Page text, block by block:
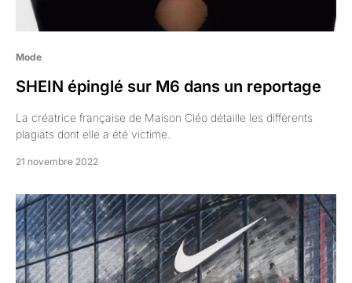
Mode
SHEIN épinglé sur M6 dans un reportage
La créatrice française de Maison Cléo détaille les différents
plagiats dont elle a été victime.
21 novembre 2022